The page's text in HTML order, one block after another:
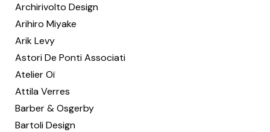
Archirivolto Design
Arihiro Miyake
Arik Levy
Astori De Ponti Associati
Atelier Oï
Attila Verres
Barber & Osgerby
Bartoli Design